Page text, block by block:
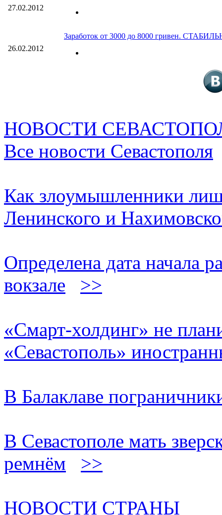
27.02.2012
26.02.2012
Заработок от 3000 до 8000 гривен.
НОВОСТИ
Все новости Севастополя
Как злоумышленники
Ленинского и
Определена дата начала
вокзале
>>
«Смарт-холдинг» не
«Севастополь»
В Балаклаве
В Севастополе мать
ремнём
>>
НОВОСТИ СТРАНЫ